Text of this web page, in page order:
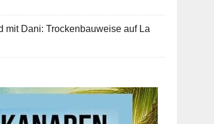
mit Dani: Trockenbauweise auf La